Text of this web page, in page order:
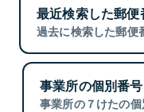
最近検索した郵便
過去に検索した郵便
事業所の個別番
事業所の７けたの個